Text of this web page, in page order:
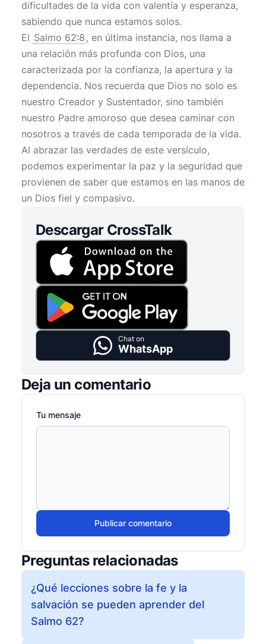
dificultades de la vida con valentía y esperanza,
sabiendo que nunca estamos solos.
El Salmo 62:8 , en última instancia, nos llama a
una relación más profunda con Dios, una
caracterizada por la confianza, la apertura y la
dependencia. Nos recuerda que Dios no solo es
nuestro Creador y Sustentador, sino también
nuestro Padre amoroso que desea caminar con
nosotros a través de cada temporada de la vida.
Al abrazar las verdades de este versículo,
podemos experimentar la paz y la seguridad que
provienen de saber que estamos en las manos de
un Dios fiel y compasivo.
Descargar CrossTalk
Chat on
WhatsApp
Deja un comentario
Tu mensaje
Publicar comentario
Preguntas relacionadas
¿Qué lecciones sobre la fe y la
salvación se pueden aprender del
Salmo 62?